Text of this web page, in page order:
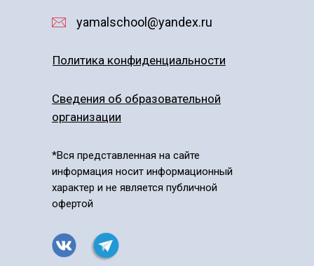
*Вся представленная на сайте
информация носит информационный
характер и не является публичной
офертой
Политика конфиденциальности
Сведения об образовательной
организации
yamalschool@yandex.ru